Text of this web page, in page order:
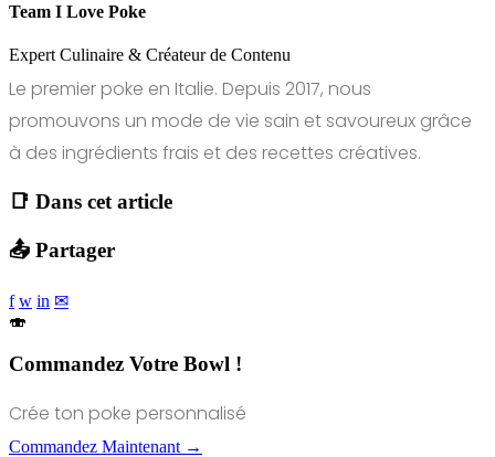
Team I Love Poke
Expert Culinaire & Créateur de Contenu
Le premier poke en Italie. Depuis 2017, nous
promouvons un mode de vie sain et savoureux grâce
à des ingrédients frais et des recettes créatives.
📑 Dans cet article
📤 Partager
f w in ✉
🍣
Commandez Votre Bowl !
Crée ton poke personnalisé
Commandez Maintenant →